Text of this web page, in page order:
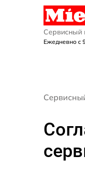
Сервисный
Ежедневно с